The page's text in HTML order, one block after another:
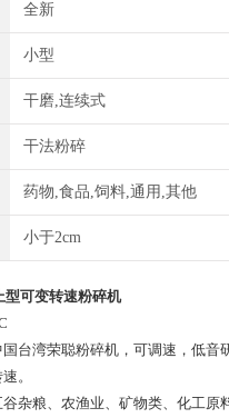
全新
小型
干磨,连续式
干法粉碎
药物,食品,饲料,通用,其他
小于2cm
型可变转速粉碎机
台湾荣聪粉碎机，可调速，低
。
杂粮、农渔业、矿物类、化工原